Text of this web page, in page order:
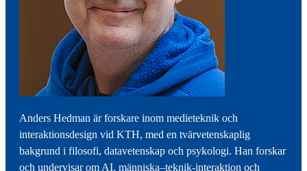
Anders Hedman är forskare inom medieteknik och
interaktionsdesign vid KTH, med en tvärvetenskaplig
bakgrund i filosofi, datavetenskap och psykologi. Han forskar
och undervisar om AI, människa–teknik-interaktion och